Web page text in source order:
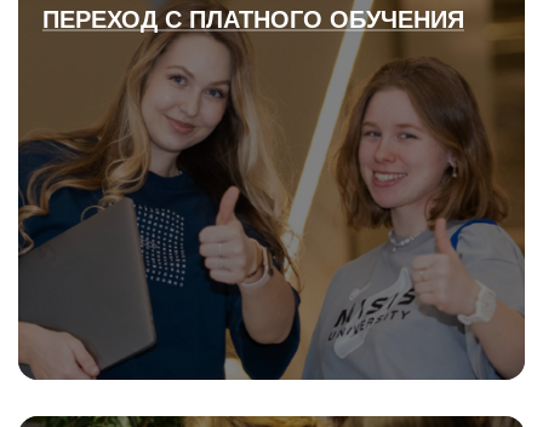
ПЕРЕХОД С ПЛАТНОГО ОБУЧЕНИЯ